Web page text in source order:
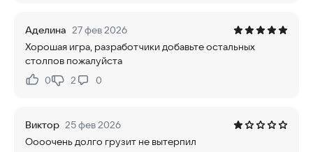
Аделина 27 фев 2026
Хорошая игра, разработчики добавьте остальных
столпов пожалуйста
Нравится:
0Не нравится:
2 0
Виктор 25 фев 2026
Оооочень долго грузит не вытерпил